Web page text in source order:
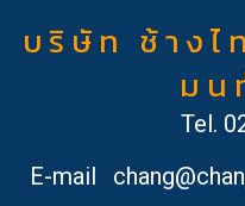
บ ริ ษั ท ช้ า ง ไ
ม น
Tel.
E-mail